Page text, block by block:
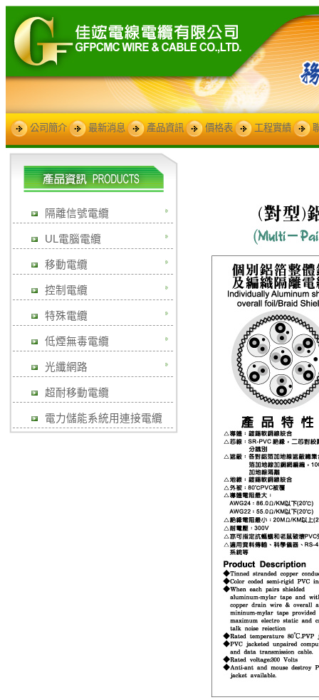
公司簡介 最新消息 產品資訊 價格表 工程實績
隔離信號電纜
UL電腦電纜
移動電纜
控制電纜
特殊電纜
低煙無毒電纜
光纖網路
超耐移動電纜
電力儲能系統用連接電纜